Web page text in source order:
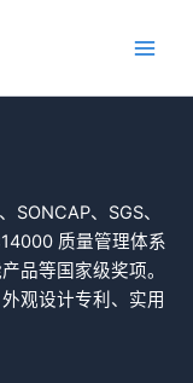
SONCAP、SGS、
质量管理体系
品等国家级奖项。
观设计专利、实用